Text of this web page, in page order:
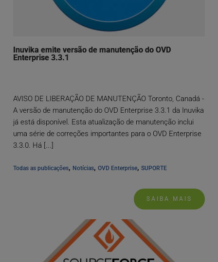
Inuvika emite versão de manutenção do OVD
Enterprise 3.3.1
AVISO DE LIBERAÇÃO DE MANUTENÇÃO Toronto, Canadá -
A versão de manutenção do OVD Enterprise 3.3.1 da Inuvika
já está disponível. Esta atualização de manutenção inclui
uma série de correções importantes para o OVD Enterprise
3.3.0. Há [...]
Todas as publicações, Notícias, OVD Enterprise, SUPORTE
SAIBA MAIS